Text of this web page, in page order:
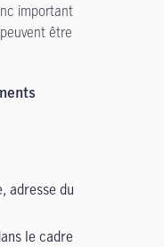
important
être
adresse du
le cadre